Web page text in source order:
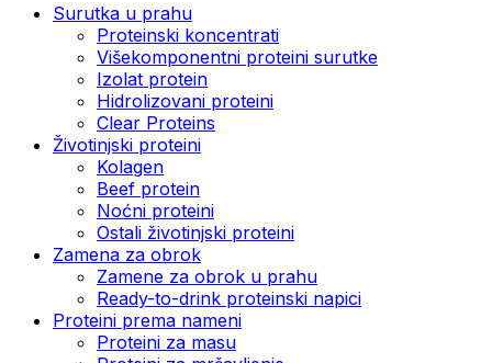
Surutka u prahu
Proteinski koncentrati
Višekomponentni proteini surutke
Izolat protein
Hidrolizovani proteini
Clear Proteins
Životinjski proteini
Kolagen
Beef protein
Noćni proteini
Ostali životinjski proteini
Zamena za obrok
Zamene za obrok u prahu
Ready-to-drink proteinski napici
Proteini prema nameni
Proteini za masu